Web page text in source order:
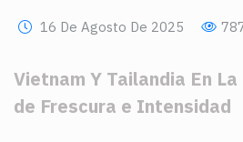
16 De Agosto De 2025
Vietnam Y Tailandia En
de Frescura e Intensidad